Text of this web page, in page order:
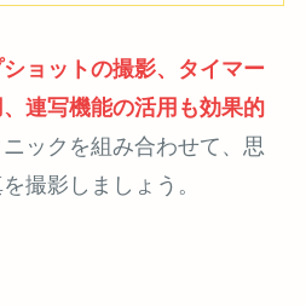
ョットの撮影、タイマー
連写機能の活用も効果的
ックを組み合わせて、思
撮影しましょう。